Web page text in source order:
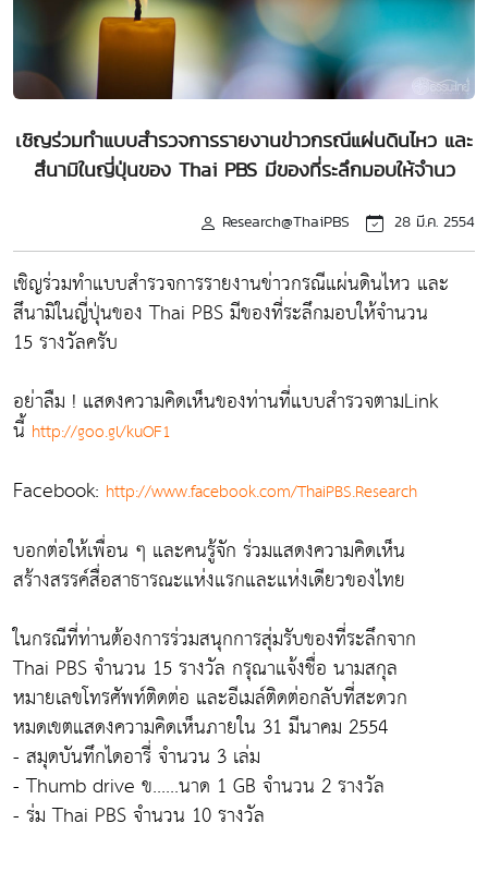
เชิญร่วมทำแบบสำรวจการรายงานข่าวกรณีแผ่นดินไหว และ
สึนามิในญี่ปุ่นของ Thai PBS มีของที่ระลึกมอบให้จำนว
Research@ThaiPBS 28 มี.ค. 2554
เชิญร่วมทำแบบสำรวจการรายงานข่าวกรณีแผ่นดินไหว และ
สึนามิในญี่ปุ่นของ Thai PBS มีของที่ระลึกมอบให้จำนวน
15 รางวัลครับ
อย่าลืม ! แสดงความคิดเห็นของท่านที่แบบสำรวจตามLink
นี้ http://goo.gl/kuOF1
Facebook: http://www.facebook.com/ThaiPBS.Research
บอกต่อให้เพื่อน ๆ และคนรู้จัก ร่วมแสดงความคิดเห็น
สร้างสรรค์สื่อสาธารณะแห่งแรกและแห่งเดียวของไทย
ในกรณีที่ท่านต้องการร่วมสนุกการสุ่มรับของที่ระลึกจาก
Thai PBS จำนวน 15 รางวัล กรุณาแจ้งชื่อ นามสกุล
หมายเลขโทรศัพท์ติดต่อ และอีเมล์ติดต่อกลับที่สะดวก
หมดเขตแสดงความคิดเห็นภายใน 31 มีนาคม 2554
- สมุดบันทึกไดอารี่ จำนวน 3 เล่ม
- Thumb drive ข......นาด 1 GB จำนวน 2 รางวัล
- ร่ม Thai PBS จำนวน 10 รางวัล